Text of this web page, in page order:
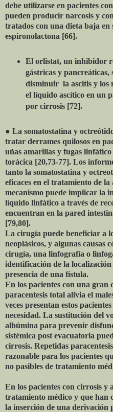
debe utilizarse en pacientes
pueden producir narcosis y
tratados con una dieta baja en
espironolactona [66].
El orlistat, un inhibidor
gástricas y pancreáticas,
disminuir la ascitis y los
el líquido ascítico en un
por cirrosis [72].
● La somatostatina y
tratar derrames quilosos en
uñas amarillas y fugas
torácica [20,73-77]. Los
tanto la somatostatina y
eficaces en el tratamiento de
mecanismo puede implicar la
líquido linfático a través de
encuentran en la pared
[79,80].
La cirugía puede beneficiar a
neoplásicos, y algunas causas
cirugía, una linfografía o
identificación de la
presencia de una fístula.
En los pacientes con una gran
paracentesis total alivia el
veces presentan estos
necesidad. La sustitución del
albúmina para prevenir
sistémica post evacuatoria
cirrosis. Repetidas
razonable para los pacientes
no pasibles de tratamiento
En los pacientes con cirrosis y
tratamiento médico y que han
la inserción de una derivación